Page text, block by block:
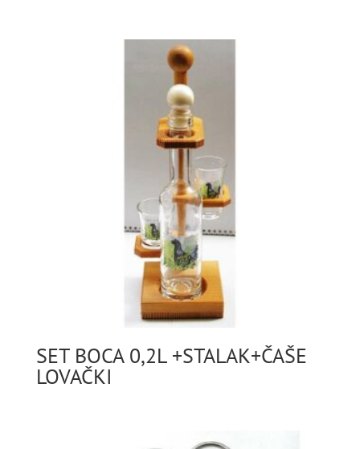
SET BOCA 0,2L +STALAK+ČAŠE
LOVAČKI